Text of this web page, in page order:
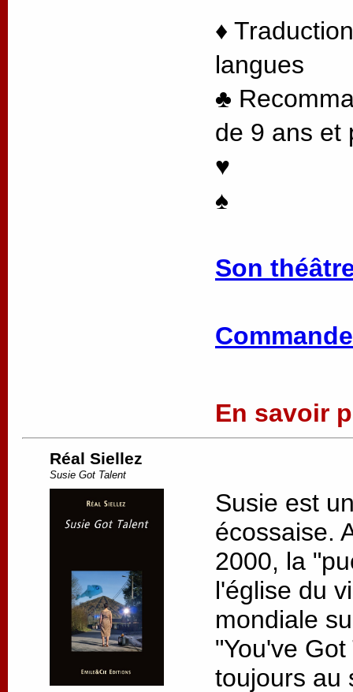
♦
langues
♣
de 9 ans et
♥
♠
Son
En savoir
Réal Siellez
Susie Got Talent
Susie est
écossaise.
2000, la
l'église du
mondiale
"You've
toujours au